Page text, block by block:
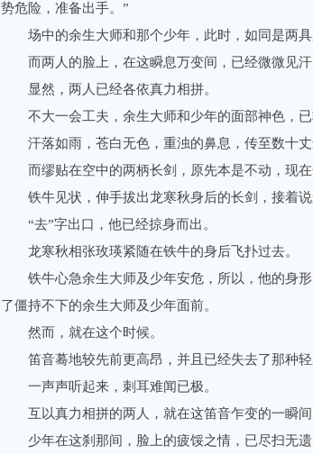
势危险，准备出手。”
场中的余生大师和那个少年，此时，如同是两具
而两人的脸上，在这瞬息万变间，已经微微见汗
显然，两人已经各依真力相拼。
不大一会工夫，余生大师和少年的面部神色，已
汗落如雨，苍白无色，重浊的鼻息，传至数十丈
而缪贴在空中的两柄长剑，原先本是不动，现在
铁牛见状，伸手拔出龙寒秋身后的长剑，接着说
“去”字出口，他已经掠身而出。
龙寒秋相张玫瑛紧随在铁牛的身后飞扑过去。
铁牛心急余生大师及少年安危，所以，他的身形
了僵持不下的余生大师及少年面前。
然而，就在这个时候。
笛音蓦地较先前更高昂，并且已经失去了那种轻
一声声听起来，刺耳难闻已极。
互以真力相拼的两人，就在这笛音乍变的一瞬间
少年在这刹那间，脸上的疲馁之情，已尽扫无遗